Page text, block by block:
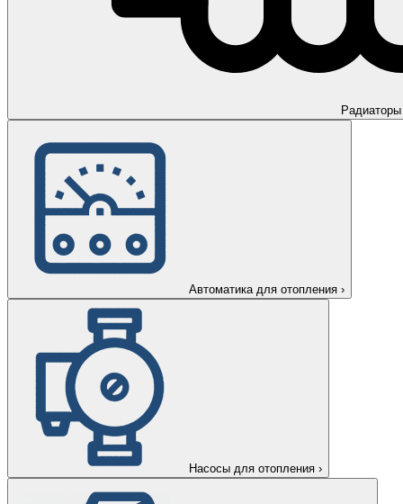
Радиаторы
Автоматика для отопления ›
Насосы для отопления ›